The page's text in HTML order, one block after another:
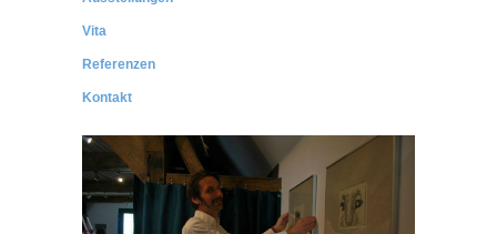
Vita
Referenzen
Kontakt